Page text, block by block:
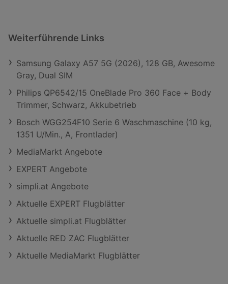
Weiterführende Links
Samsung Galaxy A57 5G (2026), 128 GB, Awesome
Gray, Dual SIM
Philips QP6542/15 OneBlade Pro 360 Face + Body
Trimmer, Schwarz, Akkubetrieb
Bosch WGG254F10 Serie 6 Waschmaschine (10 kg,
1351 U/Min., A, Frontlader)
MediaMarkt Angebote
EXPERT Angebote
simpli.at Angebote
Aktuelle EXPERT Flugblätter
Aktuelle simpli.at Flugblätter
Aktuelle RED ZAC Flugblätter
Aktuelle MediaMarkt Flugblätter